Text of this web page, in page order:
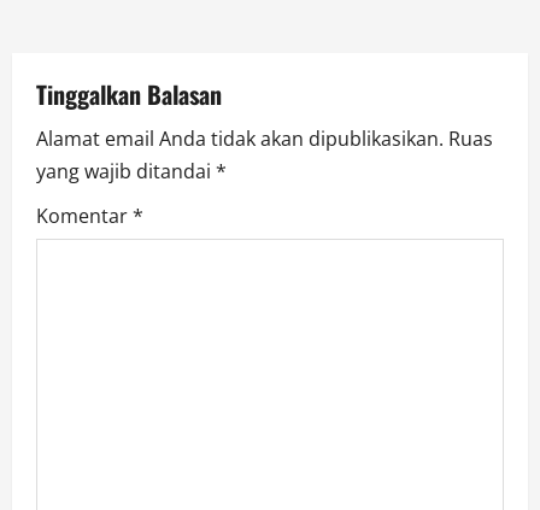
o
n
Tinggalkan Balasan
Alamat email Anda tidak akan dipublikasikan. Ruas
yang wajib ditandai *
Komentar*